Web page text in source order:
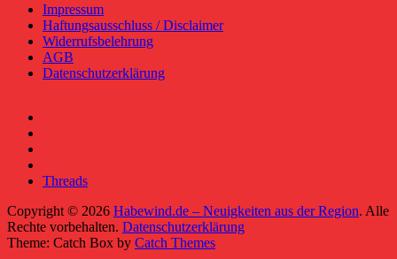
Seitenfuß-
Menü
Impressum
Haftungsausschluss / Disclaimer
Widerrufsbelehrung
AGB
Datenschutzerklärung
Threads
Copyright © 2026 Habewind.de – Neuigkeiten aus der Region. Alle
Rechte vorbehalten. Datenschutzerklärung
Theme: Catch Box by Catch Themes